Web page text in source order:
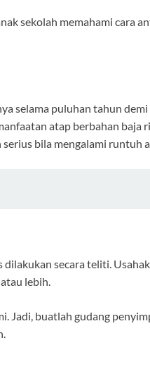
sekolah memahami cara
selama puluhan tahun
atap berbahan baja
bila mengalami runtuh
secara teliti.
lebih.
buatlah gudang